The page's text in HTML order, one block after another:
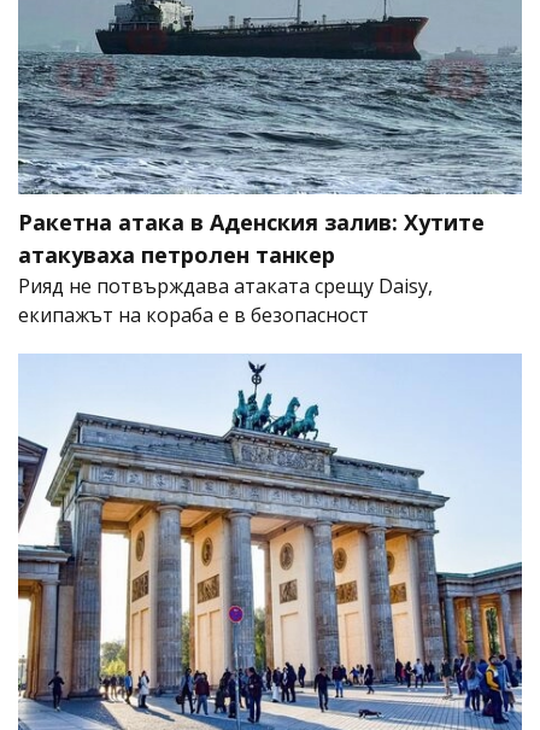
Ракетна атака в Аденския залив: Хутите
атакуваха петролен танкер
Рияд не потвърждава атаката срещу Daisy,
екипажът на кораба е в безопасност